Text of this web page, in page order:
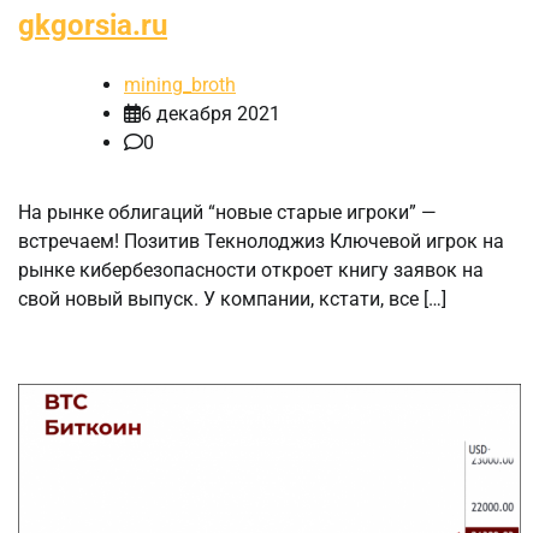
gkgorsia.ru
mining_broth
6 декабря 2021
0
На рынке облигаций “новые старые игроки” —
встречаем! Позитив Текнолоджиз Ключевой игрок на
рынке кибербезопасности откроет книгу заявок на
свой новый выпуск. У компании, кстати, все […]